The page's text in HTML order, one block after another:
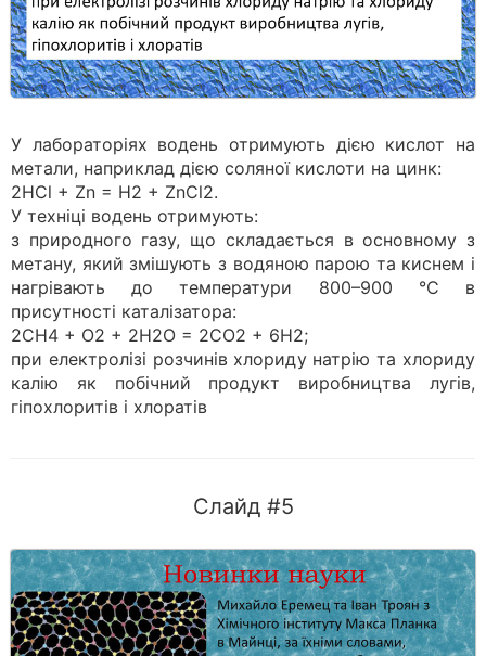
У лабораторіях водень отримують дією кислот на
метали, наприклад дією соляної кислоти на цинк:
2HCl + Zn = H2 + ZnCl2.
У техніці водень отримують:
з природного газу, що складається в основному з
метану, який змішують з водяною парою та киснем і
нагрівають до температури 800–900 °C в
присутності каталізатора:
2СН4 + О2 + 2Н2О = 2СО2 + 6Н2;
при електролізі розчинів хлориду натрію та хлориду
калію як побічний продукт виробництва лугів,
гіпохлоритів і хлоратів
Слайд #5